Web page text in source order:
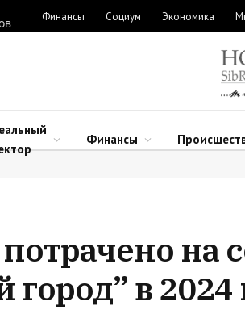
Финансы Социум Экономика
Финансы
на
город” в